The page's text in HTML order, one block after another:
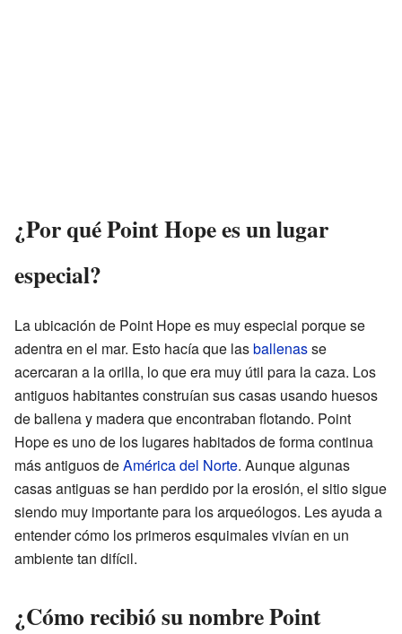
¿Por qué Point Hope es un lugar
especial?
La ubicación de Point Hope es muy especial porque se
adentra en el mar. Esto hacía que lasballenasse
acercaran a la orilla, lo que era muy útil para la caza. Los
antiguos habitantes construían sus casas usando huesos
de ballena y madera que encontraban flotando. Point
Hope es uno de los lugares habitados de forma continua
más antiguos deAmérica del Norte. Aunque algunas
casas antiguas se han perdido por la erosión, el sitio sigue
siendo muy importante para los arqueólogos. Les ayuda a
entender cómo los primeros esquimales vivían en un
ambiente tan difícil.
¿Cómo recibió su nombre Point